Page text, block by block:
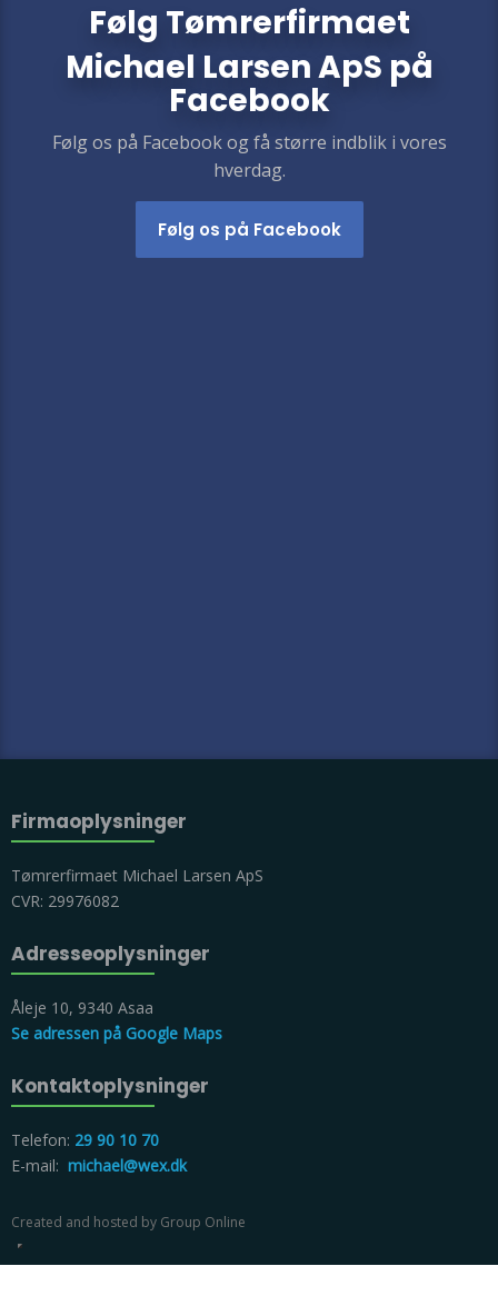
​​Følg Tømrerfirmaet
Michael Larsen ApS på
Facebook
Følg os på Facebook og få større indblik i vores
hverdag.​
Følg os på Facebook​
Firmaoplysninger​
Tømrerfirmaet Michael Larsen ApS
CVR: 29976082
Adresseoplysninger​
Åleje 10, 9340 Asaa
Se adressen på Google Maps
Kontaktoplysninger
Telefon: 29 90 10 70
E-mail: michael@wex.dk
Created and hosted by Group Online